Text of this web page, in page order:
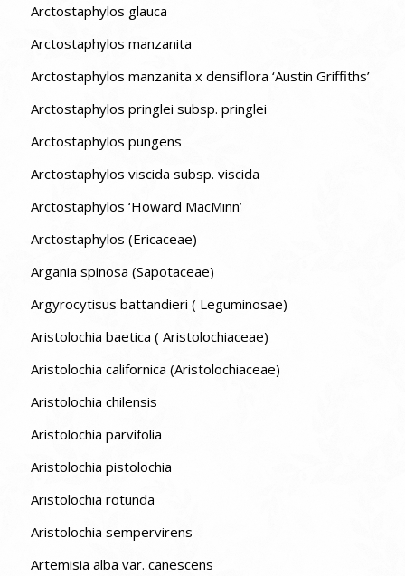
Arctostaphylos glauca
Arctostaphylos manzanita
Arctostaphylos manzanita x densiflora ‘Austin Griffiths’
Arctostaphylos pringlei subsp. pringlei
Arctostaphylos pungens
Arctostaphylos viscida subsp. viscida
Arctostaphylos ‘Howard MacMinn’
Arctostaphylos (Ericaceae)
Argania spinosa (Sapotaceae)
Argyrocytisus battandieri ( Leguminosae)
Aristolochia baetica ( Aristolochiaceae)
Aristolochia californica (Aristolochiaceae)
Aristolochia chilensis
Aristolochia parvifolia
Aristolochia pistolochia
Aristolochia rotunda
Aristolochia sempervirens
Artemisia alba var. canescens